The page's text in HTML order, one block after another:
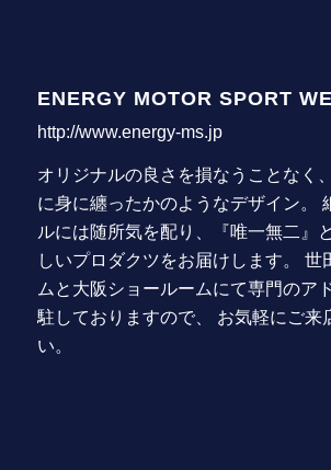
ENERGY MOTOR SPORT
http://www.energy-ms.jp
オリジナルの良さを損なうことなく
に身に纏ったかのようなデザイン。
ルには随所気を配り、『唯一無二』
しいプロダクツをお届けします。 世
ムと大阪ショールームにて専門のア
駐しておりますので、 お気軽にご来
い。